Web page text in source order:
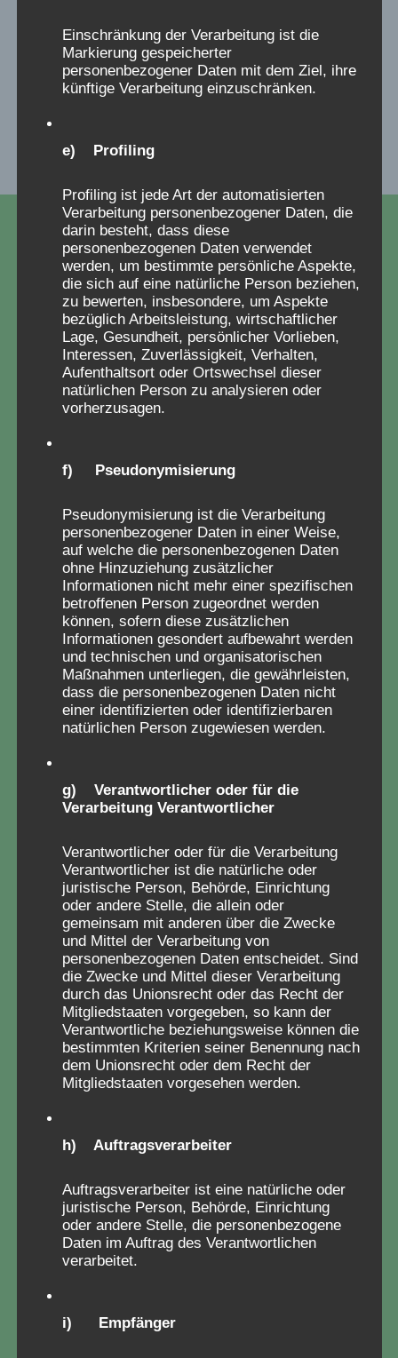
Anja Röhl im
Familienausschuss
Fragebogen für
Verschickungskinder
Seit 2019 engagieren wir uns ehrenamtlich für
die Aufarbeitung eines lange verdrängten
Kapitels der deutschen Nachkriegsgeschichte:
der Kinderverschickung.
Über 15.000 Fragebögen von Betroffenen haben
wir bislang gesammelt – sie bilden den bislang
umfassendsten Datenschatz zu diesem
vergessenen Kapitel systematischer
Kindesmisshandlungen.
In vielen der Berichte treten Erziehungsmuster
und Strukturen zutage, die tief in die autoritären
Traditionen der Vorkriegs- und NS-Zeit
gesellschaftliche Anerkennung des Leids, das
Millionen Kinder in den sogenannten
Verschickungsheimen erfahren haben.
Einschränkung der Verarbeitung ist die
Markierung gespeicherter
personenbezogener Daten mit dem Ziel, ihre
künftige Verarbeitung einzuschränken.
e) Profiling
Profiling ist jede Art der automatisierten
Verarbeitung personenbezogener Daten, die
darin besteht, dass diese
personenbezogenen Daten verwendet
werden, um bestimmte persönliche Aspekte,
die sich auf eine natürliche Person beziehen,
zu bewerten, insbesondere, um Aspekte
bezüglich Arbeitsleistung, wirtschaftlicher
Lage, Gesundheit, persönlicher Vorlieben,
Interessen, Zuverlässigkeit, Verhalten,
Aufenthaltsort oder Ortswechsel dieser
natürlichen Person zu analysieren oder
vorherzusagen.
f) Pseudonymisierung
Pseudonymisierung ist die Verarbeitung
personenbezogener Daten in einer Weise,
auf welche die personenbezogenen Daten
ohne Hinzuziehung zusätzlicher
Informationen nicht mehr einer spezifischen
betroffenen Person zugeordnet werden
können, sofern diese zusätzlichen
Informationen gesondert aufbewahrt werden
und technischen und organisatorischen
Maßnahmen unterliegen, die gewährleisten,
dass die personenbezogenen Daten nicht
einer identifizierten oder identifizierbaren
natürlichen Person zugewiesen werden.
g) Verantwortlicher oder für die
Verarbeitung Verantwortlicher
Verantwortlicher oder für die Verarbeitung
Verantwortlicher ist die natürliche oder
juristische Person, Behörde, Einrichtung
oder andere Stelle, die allein oder
gemeinsam mit anderen über die Zwecke
und Mittel der Verarbeitung von
personenbezogenen Daten entscheidet. Sind
die Zwecke und Mittel dieser Verarbeitung
durch das Unionsrecht oder das Recht der
Mitgliedstaaten vorgegeben, so kann der
Verantwortliche beziehungsweise können die
bestimmten Kriterien seiner Benennung nach
dem Unionsrecht oder dem Recht der
Mitgliedstaaten vorgesehen werden.
h) Auftragsverarbeiter
Auftragsverarbeiter ist eine natürliche oder
juristische Person, Behörde, Einrichtung
oder andere Stelle, die personenbezogene
Daten im Auftrag des Verantwortlichen
verarbeitet.
i) Empfänger